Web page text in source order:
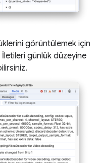
görüntülemek için
İletileri günlük düzeyine